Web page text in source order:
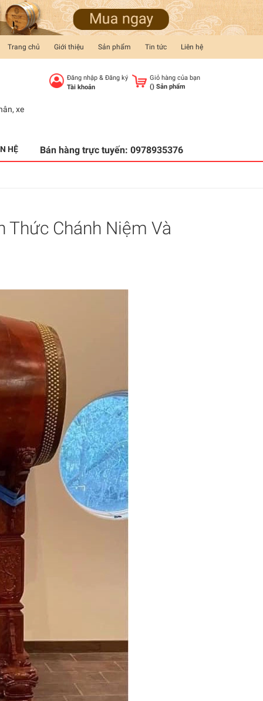
Trang chủ Giới thiệu Sản phẩm Tin tức Liên hệ
, xe
Đăng nhập& Đăng ký
Tài khoản
Giỏ hàng của bạn
() Sản phẩm
HỆ Bán hàng trực tuyến: 0978935376
Thức Chánh Niệm Và